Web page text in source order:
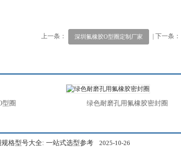
上一条： 深圳氟橡胶O型圈定制厂家 | 下一条：
圈 绿色耐磨孔用氟橡胶密封圈
格型号大全: 一站式选型参考 2025-10-26